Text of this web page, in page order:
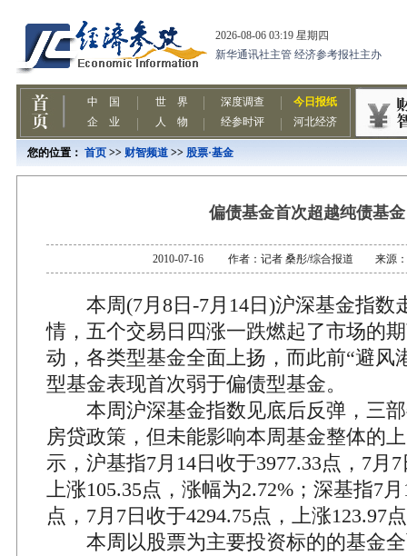
您的位置： 首页 >> 财智频道 >> 股票·基金
偏债基金首次超越纯债基金
2010-07-16 作者：记者 桑彤/综合报道 来源：
本周(7月8日-7月14日)沪深基金指数
情，五个交易日四涨一跌燃起了市场的
动，各类型基金全面上扬，而此前“避风
型基金表现首次弱于偏债型基金。
本周沪深基金指数见底后反弹，三部
房贷政策，但未能影响本周基金整体的
示，沪基指7月14日收于3977.33点，7月
上涨105.35点，涨幅为2.72%；深基指7
点，7月7日收于4294.75点，上涨123.97
本周以股票为主要投资标的的基金全